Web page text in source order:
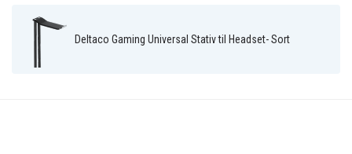
Deltaco Gaming Universal Stativ til Headset- Sort